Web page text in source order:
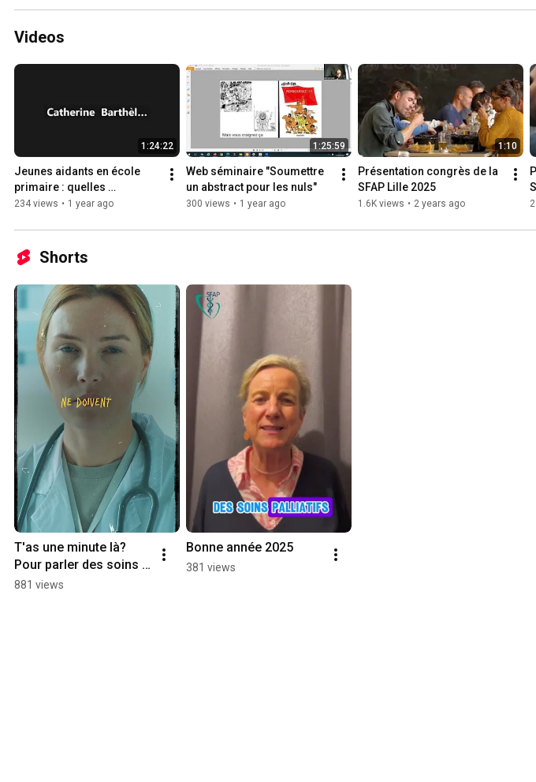
Videos
1:24:22
Jeunes aidants en école
primaire : quelles
perspectives
234 views • 1 year ago
1:25:59
Web séminaire "Soumettre
un abstract pour les nuls"
300 views • 1 year ago
1:10
Présentation congrès de la
SFAP Lille 2025
1.6K views • 2 years ago
Shorts
T'as une minute là?
Pour parler des soins
palliatifs?
881 views
Bonne année 2025
381 views